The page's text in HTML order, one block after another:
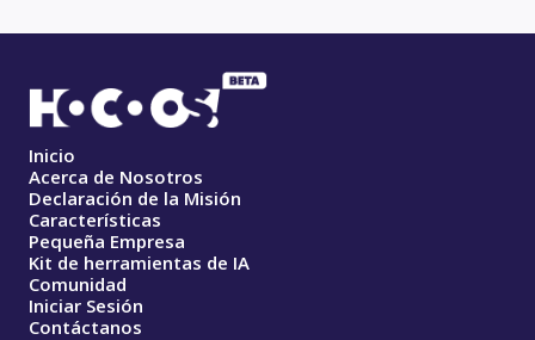
Inicio
Acerca de Nosotros
Declaración de la Misión
Características
Pequeña Empresa
Kit de herramientas de IA
Comunidad
Iniciar Sesión
Contáctanos